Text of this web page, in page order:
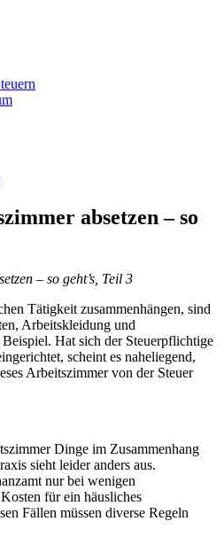
absetzen – so
– so geht’s, Teil 3
Tätigkeit zusammenhängen, sind
Arbeitskleidung und
Hat sich der Steuerpflichtige
scheint es naheliegend,
Arbeitszimmer von der Steuer
Dinge im Zusammenhang
sieht leider anders aus.
nur bei wenigen
für ein häusliches
Fällen müssen diverse Regeln